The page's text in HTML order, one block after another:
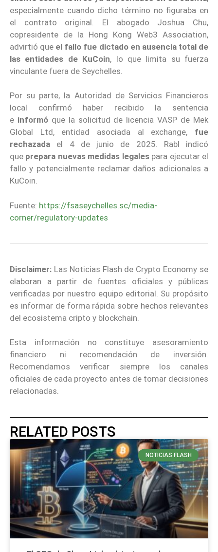
especialmente cuando dicho término no figuraba en
el contrato original. El abogado Joshua Chu,
copresidente de la Hong Kong Web3 Association,
advirtió que el fallo fue dictado en ausencia total de
las entidades de KuCoin, lo que limita su fuerza
vinculante fuera de Seychelles.
Por su parte, la Autoridad de Servicios Financieros
local confirmó haber recibido la sentencia
e informóque la solicitud de licencia VASP de Mek
Global Ltd, entidad asociada al exchange, fue
rechazada el 4 de junio de 2025. Rabl indicó
que prepara nuevas medidas legalespara ejecutar el
fallo y potencialmente reclamar daños adicionales a
KuCoin.
Fuente: https://fsaseychelles.sc/media-
corner/regulatory-updates
Disclaimer: Las Noticias Flash de Crypto Economy se
elaboran a partir de fuentes oficiales y públicas
verificadas por nuestro equipo editorial. Su propósito
es informar de forma rápida sobre hechos relevantes
del ecosistema cripto y blockchain.
Esta información no constituye asesoramiento
financiero ni recomendación de inversión.
Recomendamos verificar siempre los canales
oficiales de cada proyecto antes de tomar decisiones
relacionadas.
RELATED POSTS
NOTICIAS FLASH